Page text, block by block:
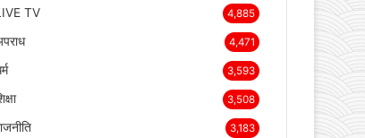
Categories
न्यूज़ 23,753
7,997
TV 4,885